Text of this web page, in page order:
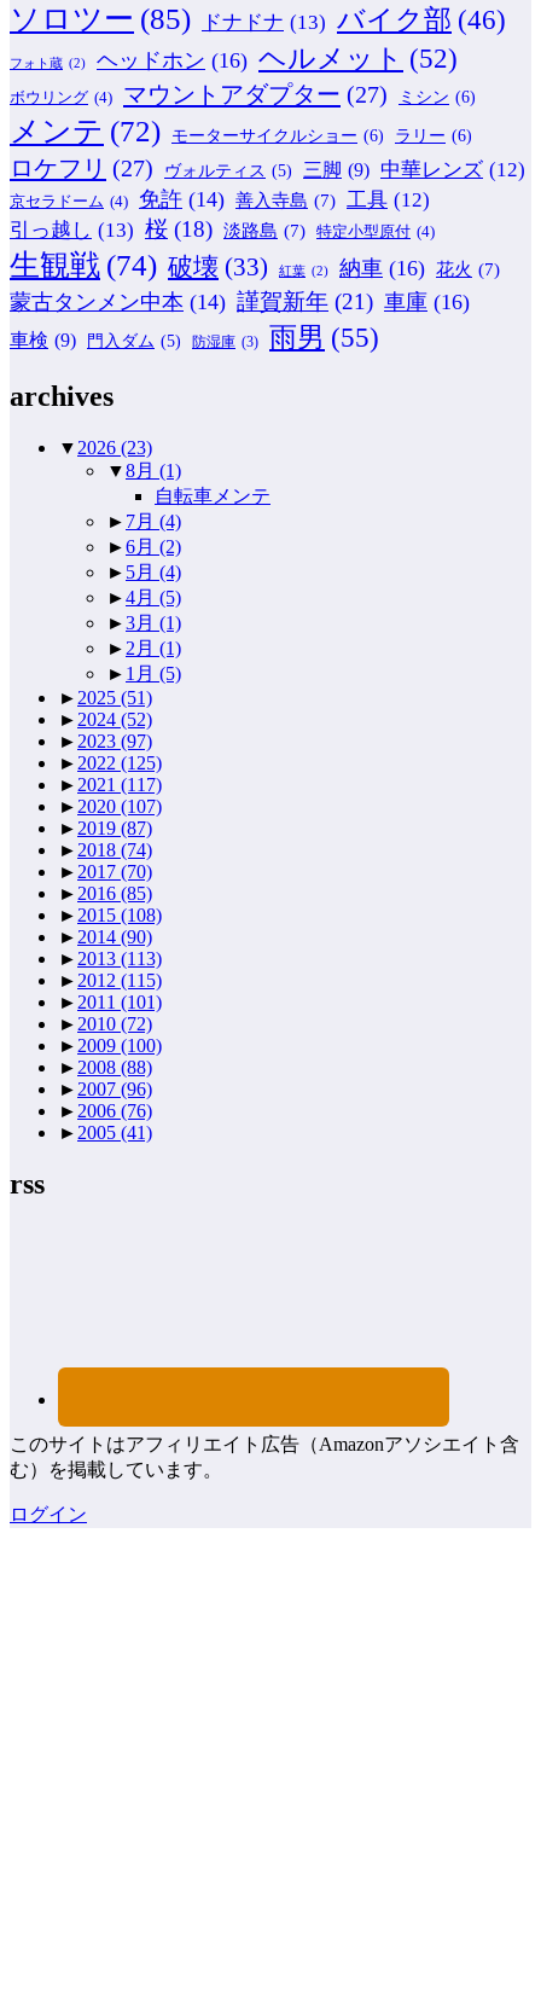
ソロツー (85) ドナドナ (13) バイク部 (46)
フォト蔵 (2) ヘッドホン (16) ヘルメット (52)
ボウリング (4) マウントアダプター (27) ミシン (6)
メンテ (72) モーターサイクルショー (6) ラリー (6)
ロケフリ (27) ヴォルティス (5) 三脚 (9) 中華レンズ (12)
京セラドーム (4) 免許 (14) 善入寺島 (7) 工具 (12)
引っ越し (13) 桜 (18) 淡路島 (7) 特定小型原付 (4)
生観戦 (74) 破壊 (33) 紅葉 (2) 納車 (16) 花火 (7)
蒙古タンメン中本 (14) 謹賀新年 (21) 車庫 (16)
車検 (9) 門入ダム (5) 防湿庫 (3) 雨男 (55)
archives
▼ 2026 (23)
▼8月 (1)
自転車メンテ
► 7月 (4)
►6月 (2)
► 5月 (4)
►4月 (5)
►3月 (1)
► 2月 (1)
► 1月 (5)
► 2025 (51)
► 2024 (52)
► 2023 (97)
► 2022 (125)
► 2021 (117)
► 2020 (107)
► 2019 (87)
► 2018 (74)
► 2017 (70)
► 2016 (85)
► 2015 (108)
► 2014 (90)
► 2013 (113)
► 2012 (115)
► 2011 (101)
► 2010 (72)
► 2009 (100)
► 2008 (88)
► 2007 (96)
► 2006 (76)
► 2005 (41)
rss
このサイトはアフィリエイト広告（Amazonアソシエイト含
む）を掲載しています。
ログイン